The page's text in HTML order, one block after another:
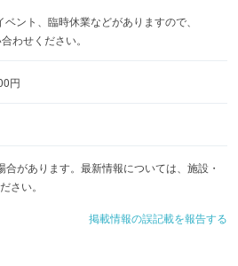
ント、臨時休業などがありますので、
わせください。
円
があります。最新情報については、施設・
さい。
掲載情報の誤記載を報告する